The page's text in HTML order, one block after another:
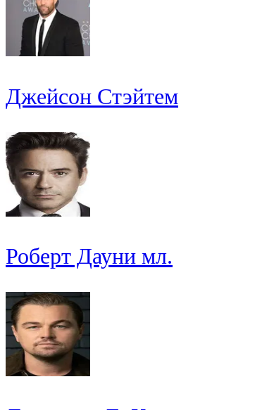
Джейсон Стэйтем
Роберт Дауни мл.